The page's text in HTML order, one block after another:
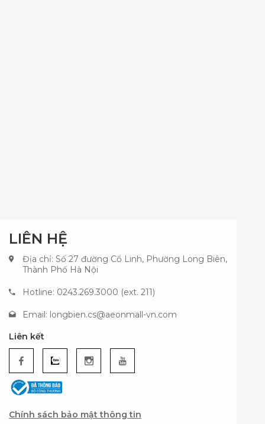
LIÊN HỆ
Địa chỉ: Số 27 đường Cổ Linh, Phường Long Biên,
Thành Phố Hà Nội
Hotline: 0243.269.3000 (ext. 211)
Email: longbien.cs@aeonmall-vn.com
Liên kết
Chính sách bảo mật thông tin